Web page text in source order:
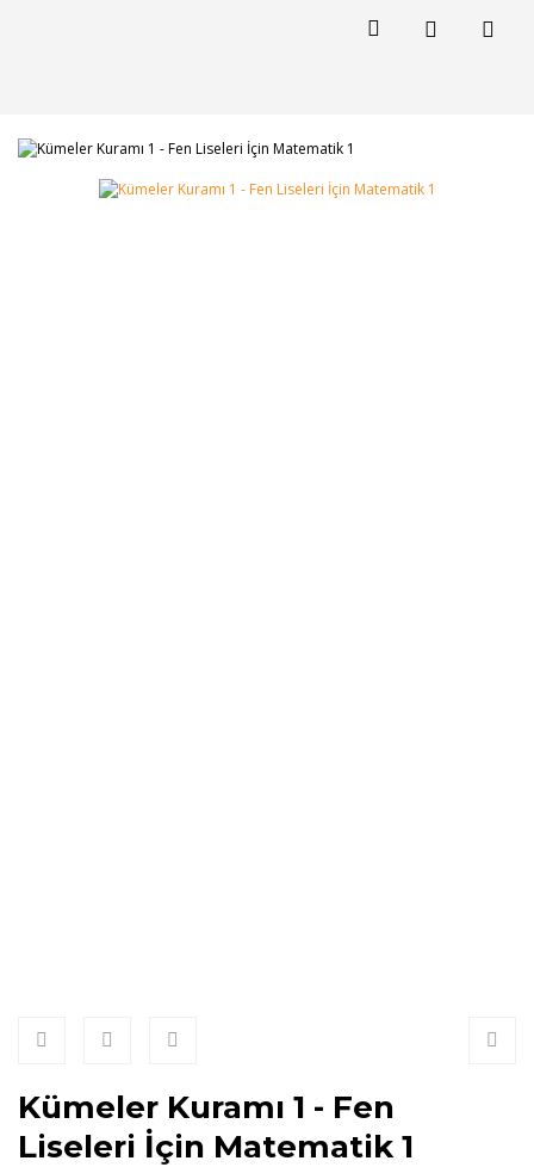
Kümeler Kuramı 1 - Fen
Liseleri İçin Matematik 1